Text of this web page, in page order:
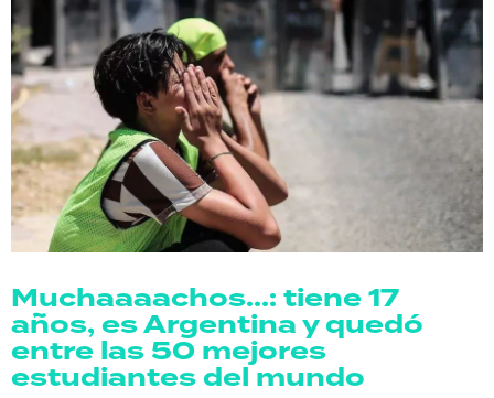
Muchaaaachos...: tiene 17
años, es Argentina y quedó
entre las 50 mejores
estudiantes del mundo